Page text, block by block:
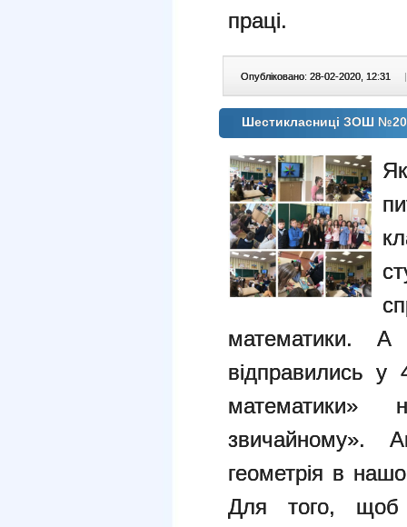
праці.
Опубліковано: 28-02-2020, 12:31 |
Шестикласниці ЗОШ №20
математики.
відправились у
звичайному».
геометрія в
Для того, щоб